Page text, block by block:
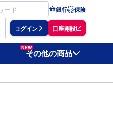
銀行 保険
ログイン 口座開設
NEW
その他の商品